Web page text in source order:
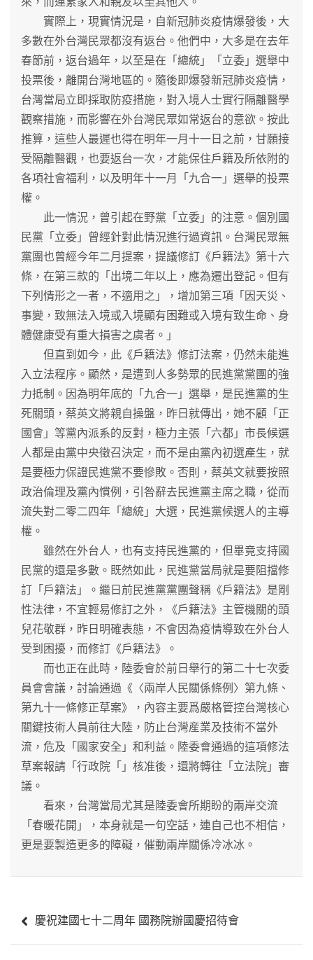
實際上，現實情況是，自新冠肺炎疫情爆發後，大
多數在外台灣民眾都沒有返台。他們中，大多是在去年
春節前，返台過年，以至是在「總統」「立委」選舉中
投票後，離開台灣地區的。隨後即爆發新冠肺炎疫情，
台灣當局立即採取防疫措施，對入境人士實行隔離醫學
觀察措施，而影響在外台灣民眾如常返台的意欲。按此
推算，這些人最遲也得在明年一月十一日之前，甘願接
受隔離醫觀，也要返台一次，才能保住戶籍及所依附的
各項社會福利，以及明年十一月「九合一」選舉的投票
權。
此一情況，曾引起在野黨「立委」的注意。個別國
民黨「立委」曾經針對此情況進行過資訊。台灣民眾無
黨團也曾經今年二月提案，提議修訂《戶籍法》第十六
條，在第三款的「出境二年以上，應為遷出登記。但有
下列情形之一者，不適用之」，增加第三項「因天災、
事變，致無法入境或入境顯有困難或入境有致生命、身
體健康受有重大損害之虞者。」
但直到如今，此《戶籍法》修訂法案，仍然未能進
入立法程序。顯然，是遭到人多勢眾的民進黨黨團的強
力抵制。因為明年底的「九合一」選舉，是民進黨的生
死關頭，蔡英文將親自操盤，昨日就傳出，她不顧「正
國會」等黨內派系的反對，極力主張「六都」市長候選
人都是由黨中央徵召決定，而不是由黨內初選產生，就
是要極力保證民進黨不要慘敗。否則，蔡英文就要按照
政治倫理及黨內慣例，引咎辭去民進黨主席之職，從而
流失對二零二四年「總統」大選，民進黨候選人的主導
權。
雖然在外台人，也有支持民進黨的，但畢竟支持國
民黨的還是多數。既然如此，民進黨當局就是要阻擋修
訂「戶籍法」。繼日前民進黨黨團聲稱《戶籍法》是剛
性法律，不宜輕易修訂之外，《戶籍法》主管機關的頭
兒花敬群，昨日明確表態，不會因為疫情導致在外台人
受到困擾，而修訂《戶籍法》。
而也正在此時，陸委會於前日舉行的第二十七次委
員會會議，討論通過《〈兩岸人民關係條例〉第九條、
第九十一條修正草案》，內容主要爲嚴格管控台灣核心
關鍵技術人員前往大陸，防止台灣産業及技術不當外
流，危及「國家安全」和利益。陸委會通過的這項修法
草案報請「行政院「」核准後，還將轉往「立法院」審
議。
看來，台灣當局尤其是陸委會所期盼的兩岸交流
「春暖花開」，本身就是一句空話，連自己也不相信，
更是要製造更多的障礙，催動兩岸關係冷冰冰。
章
慶祝建國七十二周年 國務院辦國慶招待會